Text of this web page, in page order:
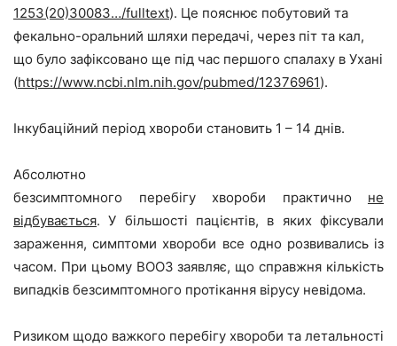
1253(20)30083…/fulltext). Це пояснює побутовий та
фекально-оральний шляхи передачі, через піт та кал,
що було зафіксовано ще під час першого спалаху в Ухані
(https://www.ncbi.nlm.nih.gov/pubmed/12376961).
Інкубаційний період хвороби становить 1 – 14 днів.
Абсолютно
безсимптомного перебігухвороби практично не
відбувається. У більшості пацієнтів, в яких фіксували
зараження, симптоми хвороби все одно розвивались із
часом. При цьому ВООЗ заявляє, що справжня кількість
випадків безсимптомного протікання вірусу невідома.
Ризиком щодо важкого перебігу хвороби та летальності